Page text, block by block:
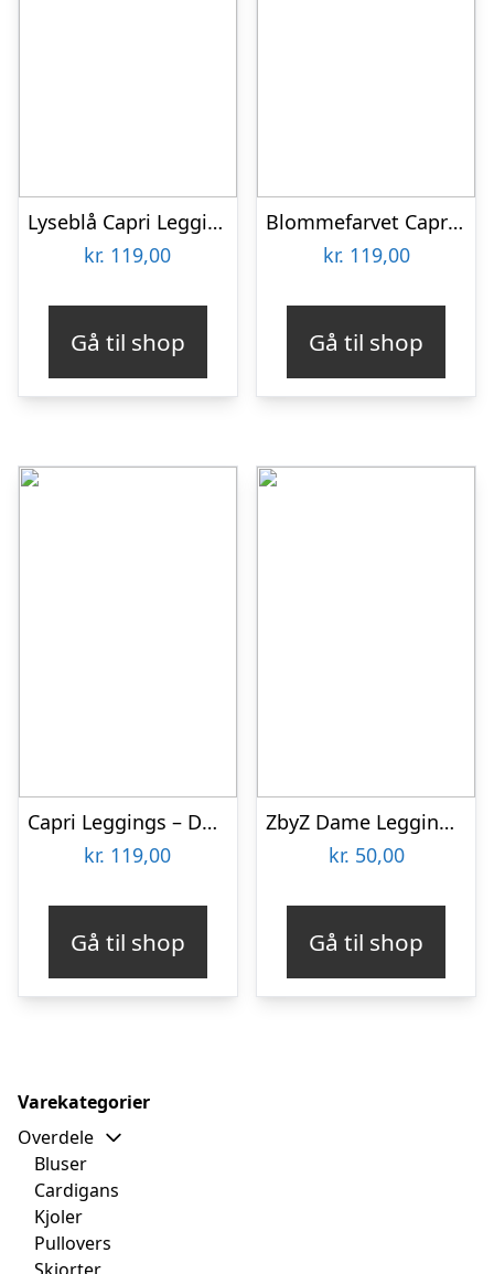
Lyseblå Capri Leggings – Marine
kr. 119,00
Gå til shop
Blommefarvet Capri Leggings – Damson
kr. 119,00
Gå til shop
Capri Leggings – Dark Olive
kr. 119,00
Gå til shop
ZbyZ Dame Leggings Plus Size – Print 14 – 4XL/5XL
kr. 50,00
Gå til shop
Varekategorier
Overdele
Bluser
Cardigans
Kjoler
Pullovers